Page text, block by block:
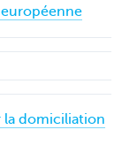
la domiciliation